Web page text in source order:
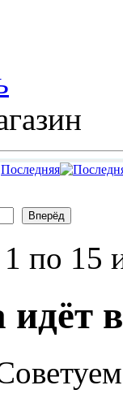
Последняя
по 15